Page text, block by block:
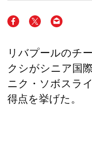
リバプールのチ
クシがシニア国
ニク・ソボスラ
得点を挙げた。